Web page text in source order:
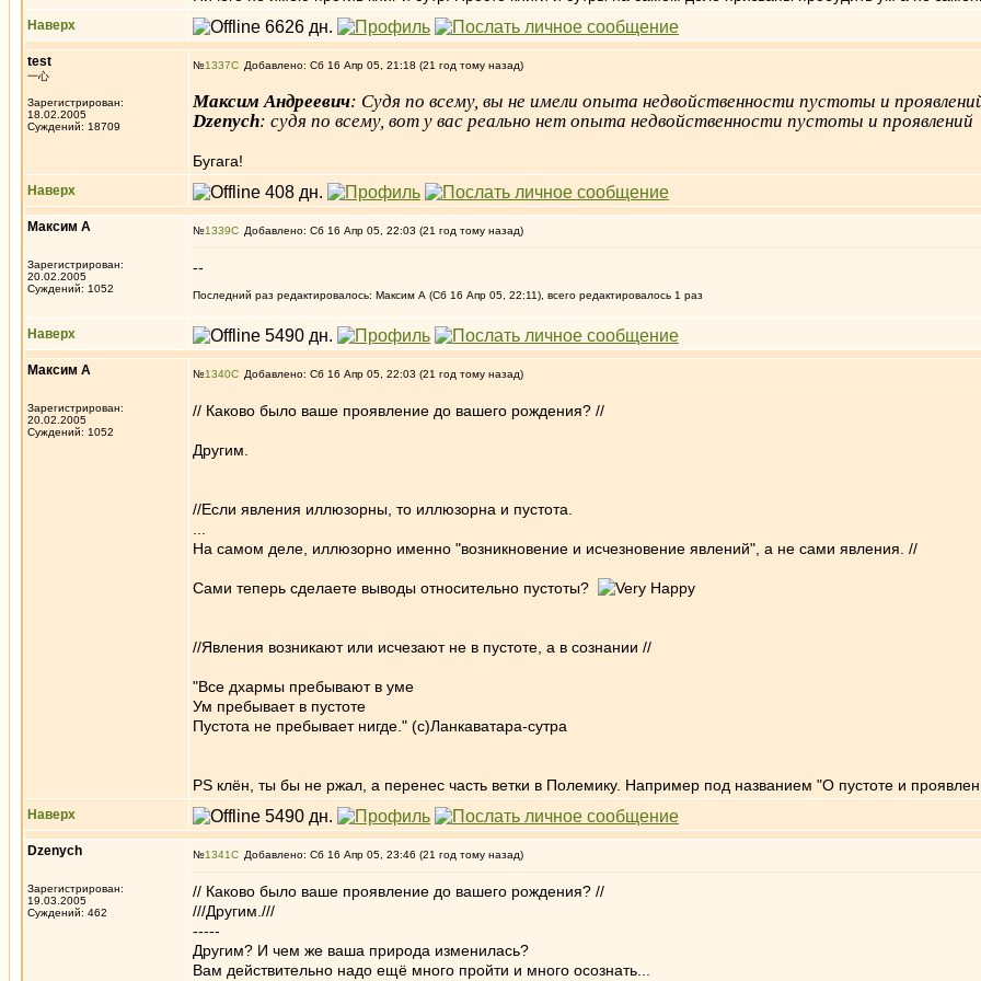
Наверх
test
一心
Зарегистрирован:
18.02.2005
Суждений: 18709
№1337 Добавлено: Сб 16 Апр 05, 21:18 (21 год тому назад)
Максим Андреевич: Судя по всему, вы не имели опыта недвойственности пустоты и
Dzenych: судя по всему, вот у вас реально нет опыта недвойственности пустоты и проявлений
Бугага!
Наверх
Максим А
Зарегистрирован:
20.02.2005
Суждений: 1052
№1339 Добавлено: Сб 16 Апр 05, 22:03 (21 год тому назад)
--
Последний раз редактировалось: Максим А (Сб 16 Апр 05, 22:11), всего редактировалось 1 раз
Наверх
Максим А
Зарегистрирован:
20.02.2005
Суждений: 1052
№1340 Добавлено: Сб 16 Апр 05, 22:03 (21 год тому назад)
// Каково было ваше проявление до вашего рождения? //
Другим.
//Если явления иллюзорны, то иллюзорна и пустота.
На самом деле, иллюзорно именно "возникновение и исчезновение явлений", а не сами явления. //
Сами теперь сделаете выводы относительно пустоты?
//Явления возникают или исчезают не в пустоте, а в сознании //
"Все дхармы пребывают в уме
Ум пребывает в пустоте
Пустота не пребывает нигде." (с)Ланкаватара-сутра
PS клён, ты бы не ржал, а перенес часть ветки в Полемику. Например под названием "О пустоте и
Наверх
Dzenych
Зарегистрирован:
19.03.2005
Суждений: 462
№1341 Добавлено: Сб 16 Апр 05, 23:46 (21 год тому назад)
// Каково было ваше проявление до вашего рождения? //
///Другим.///
-----
Другим? И чем же ваша природа изменилась?
Вам действительно надо ещё много пройти и много осознать...